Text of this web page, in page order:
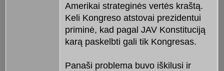
Amerikai strateginės vertės kraštą.
Keli Kongreso atstovai prezidentui
priminė, kad pagal JAV Konstituciją
karą paskelbti gali tik Kongresas.
Panaši problema buvo iškilusi ir